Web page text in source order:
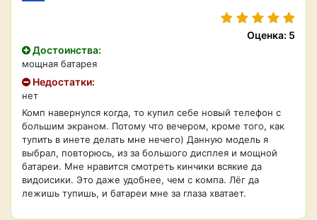
Оценка: 5
Достоинства:
мощная батарея
Недостатки:
нет
Комп навернулся когда, то купил себе новый телефон с
большим экраном. Потому что вечером, кроме того, как
тупить в инете делать мне нечего) Данную модель я
выбрал, повторюсь, из за большого дисплея и мощной
батареи. Мне нравится смотреть кинчики всякие да
видоисики. Это даже удобнее, чем с компа. Лёг да
лежишь тупишь, и батареи мне за глаза хватает.